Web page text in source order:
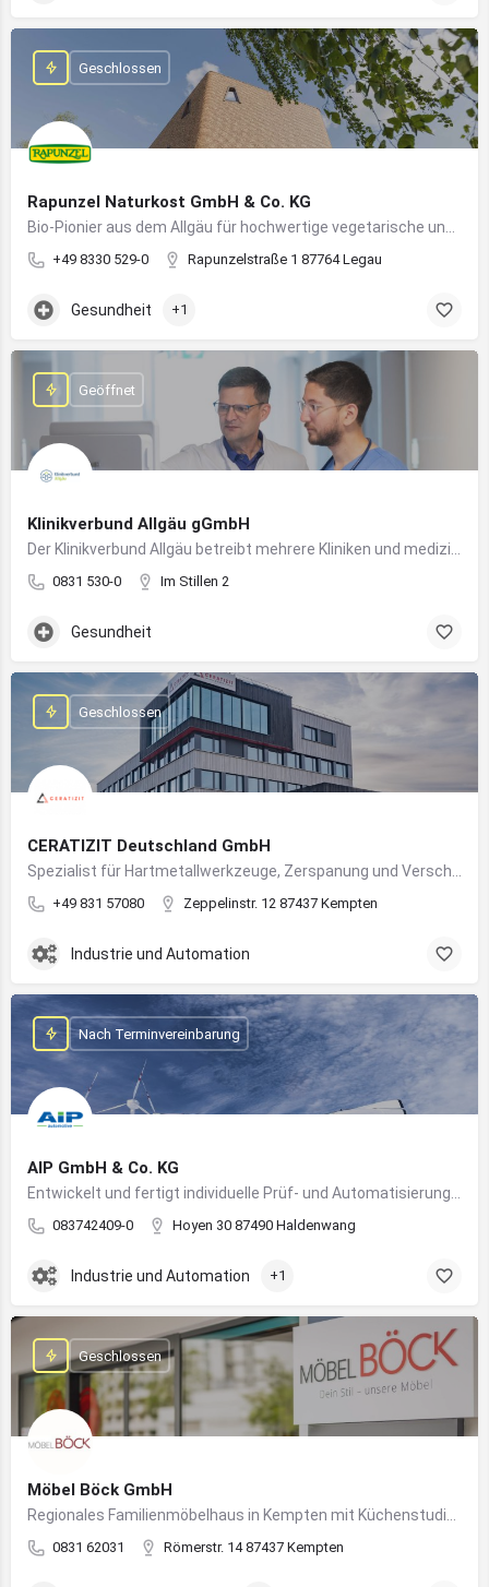
Rapunzel Naturkost GmbH & Co. KG
+49 8330 529-0 Rapunzelstraße 1 87764 Legau
Geschlossen
Gesundheit +1
Klinikverbund Allgäu gGmbH
0831 530-0 Im Stillen 2
Geöffnet
Gesundheit
CERATIZIT Deutschland GmbH
+49 831 57080 Zeppelinstr. 12 87437 Kempten
Geschlossen
Industrie und Automation
AIP GmbH & Co. KG
083742409-0 Hoyen 30 87490 Haldenwang
Nach Terminvereinbarung
Industrie und Automation +1
Möbel Böck GmbH
0831 62031 Römerstr. 14 87437 Kempten
Geschlossen